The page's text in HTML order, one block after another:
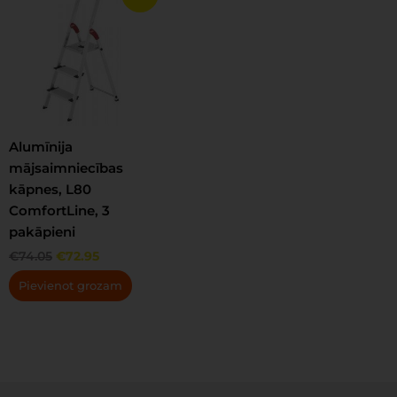
Alumīnija
mājsaimniecības
kāpnes, L80
ComfortLine, 3
pakāpieni
€74.05
€74.05.
€72.95
Pievienot grozam